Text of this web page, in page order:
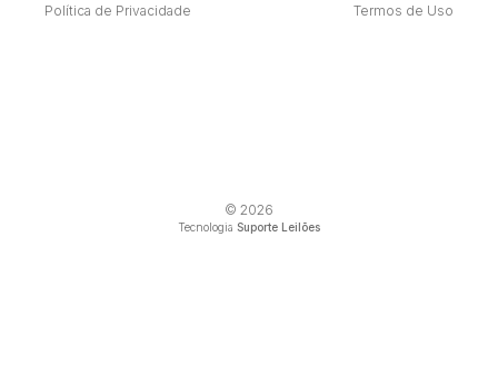
Política de Privacidade Termos de Uso
© 2026
Tecnologia Suporte Leilões